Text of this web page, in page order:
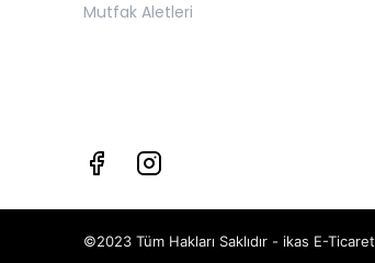
Mutfak Aletleri
©2023 Tüm Hakları Saklıdır - ikas E-Ticaret